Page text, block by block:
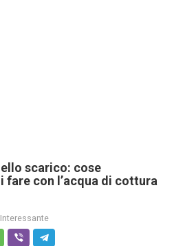
scarico: cose
fare con l’acqua di cottura
Interessante